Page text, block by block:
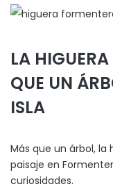
LA
QUE UN
ISLA
Más que un árbol,
paisaje en
curiosidades.